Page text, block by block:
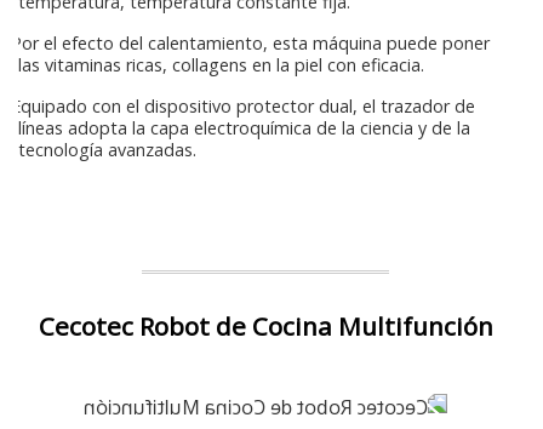
Por el efecto del calentamiento, esta máquina puede poner
las vitaminas ricas, collagens en la piel con eficacia.
Equipado con el dispositivo protector dual, el trazador de
líneas adopta la capa electroquímica de la ciencia y de la
tecnología avanzadas.
Cecotec Robot de Cocina Multifunción